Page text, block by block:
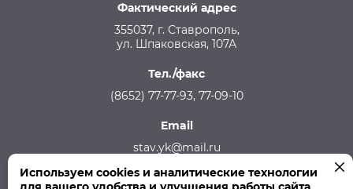
Фактический адрес
355037, г. Ставрополь,
ул. Шпаковская, 107А
Тел./факс
(8652) 77-77-93, 77-09-10
Email
stav.yk@mail.ru
Телефон аварийной службы
Используем cookies и аналитические технологии